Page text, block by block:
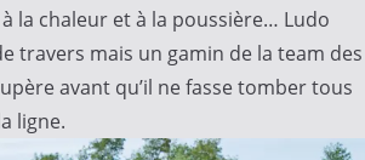
la chaleur et à la poussière… Ludo
travers mais un gamin de la team des
avant qu’il ne fasse tomber tous
ligne.